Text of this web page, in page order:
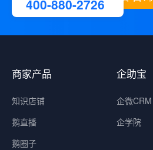
商家产品
知识店铺
鹅直播
鹅圈子
企助宝
企微CRM
企学院
400-880-2726